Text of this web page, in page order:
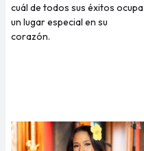
cuál de todos sus éxitos ocupa
un lugar especial en su
corazón.